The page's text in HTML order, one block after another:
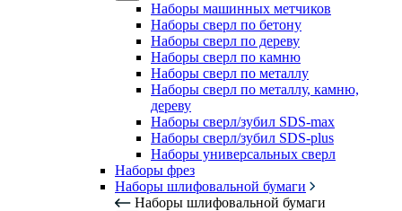
Наборы машинных метчиков
Наборы сверл по бетону
Наборы сверл по дереву
Наборы сверл по камню
Наборы сверл по металлу
Наборы сверл по металлу, камню,
дереву
Наборы сверл/зубил SDS-max
Наборы сверл/зубил SDS-plus
Наборы универсальных сверл
Наборы фрез
Наборы шлифовальной бумаги
Наборы шлифовальной бумаги